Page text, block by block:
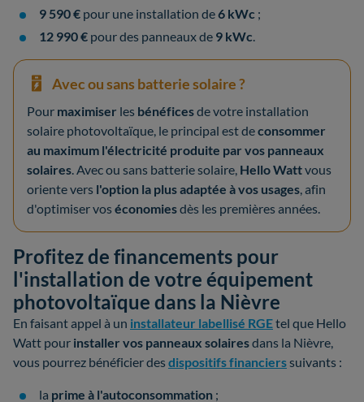
9 590 € pour une installation de6 kWc ;
12 990 € pour des panneaux de 9 kWc.
Avec ou sans batterie solaire ?
Pour maximiser les bénéficesde votre installation
solaire photovoltaïque, le principal est deconsommer
au maximum l'électricité produite par vos panneaux
solaires. Avec ou sans batterie solaire, Hello Wattvous
oriente vers l'option la plus adaptée à vos usages, afin
d'optimiser voséconomiesdès les premières années.
Profitez de financements pour
l'installation de votre équipement
photovoltaïque dans la Nièvre
En faisant appel à un installateur labellisé RGEtel que Hello
Watt pour installer vos panneaux solairesdans la Nièvre,
vous pourrez bénéficier desdispositifs financierssuivants :
la prime à l'autoconsommation ;